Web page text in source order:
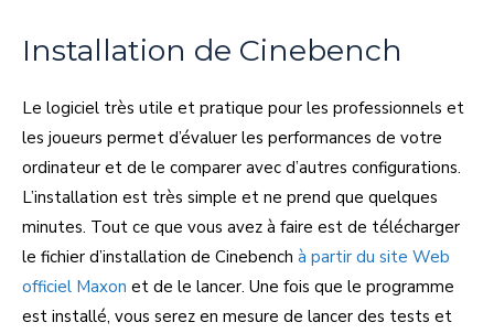
Installation de Cinebench
Le logiciel très utile et pratique pour les professionnels et
les joueurs permet d’évaluer les performances de votre
ordinateur et de le comparer avec d’autres configurations.
L’installation est très simple et ne prend que quelques
minutes. Tout ce que vous avez à faire est de télécharger
le fichier d’installation de Cinebench à partir du site Web
officiel Maxon et de le lancer. Une fois que le programme
est installé, vous serez en mesure de lancer des tests et